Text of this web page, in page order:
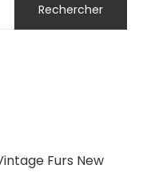
Rechercher
Furs New